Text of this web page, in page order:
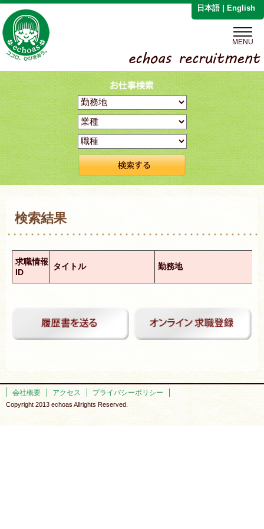
日本語 | English
MENU
検索結果
求職情報
ID
タイトル 勤務地
会社概要 アクセス プライバシーポリシー
Copyright 2013 echoas Allrights Reserved.